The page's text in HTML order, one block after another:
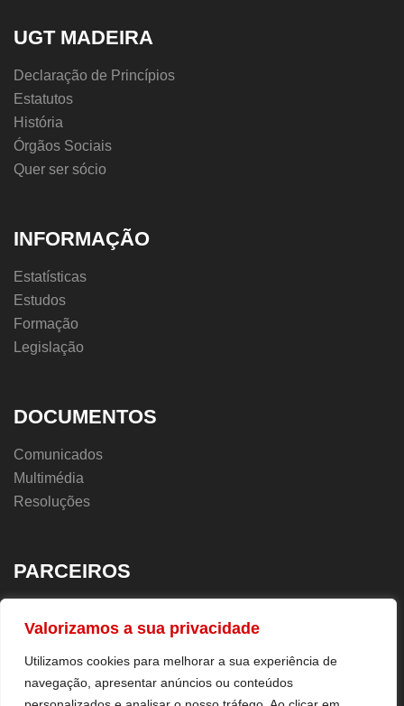
Valorizamos a sua privacidade
Utilizamos cookies para melhorar a sua experiência de
navegação, apresentar anúncios ou conteúdos
UGT MADEIRA
Declaração de Princípios
Estatutos
História
Órgãos Sociais
Quer ser sócio
INFORMAÇÃO
Estatísticas
Estudos
Formação
Legislação
DOCUMENTOS
Comunicados
Multimédia
Resoluções
PARCEIROS
Sindicatos